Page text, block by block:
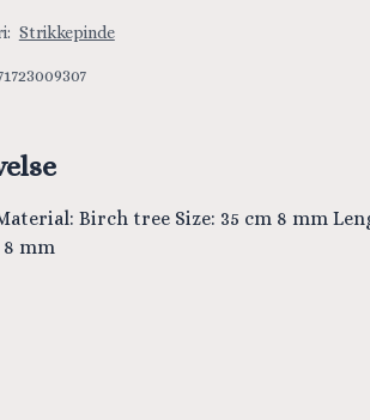
Strikkepinde
Birch tree Size: 35 cm 8 mm
8 mm